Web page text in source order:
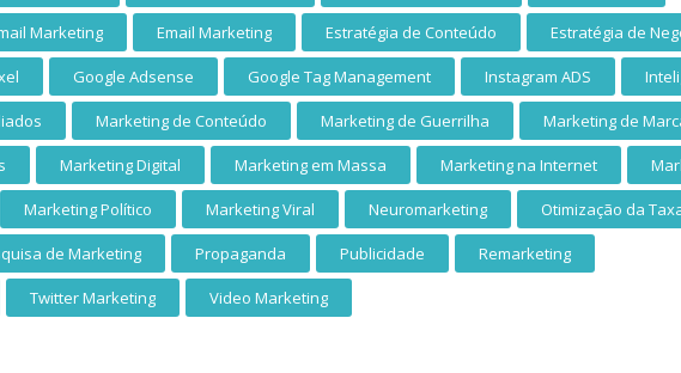
Marketing Email Marketing Estratégia de Conteúdo Estratégia de
Google Adsense Google Tag Management Instagram ADS
Marketing de Conteúdo Marketing de Guerrilha Marketing de
Marketing Digital Marketing em Massa Marketing na Internet
Marketing Político Marketing Viral Neuromarketing Otimização da
de Marketing Propaganda Publicidade Remarketing
Twitter Marketing Video Marketing